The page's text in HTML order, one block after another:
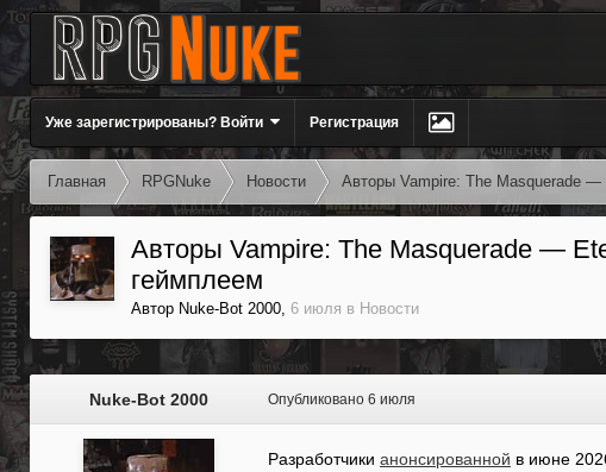
Уже зарегистрированы? Войти Регистрация
Главная RPGNuke Новости Авторы Vampire: The Masquerade —
Авторы Vampire: The Masquerade —
геймплеем
Автор Nuke-Bot 2000, 6 июля в Новости
Nuke-Bot 2000 Опубликовано 6 июля
Разработчики анонсированной в июне